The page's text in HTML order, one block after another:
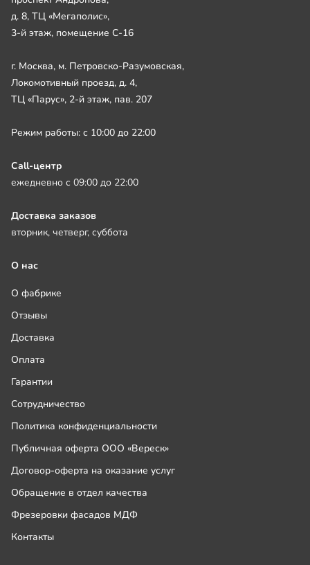
д. 8, ТЦ «Мегаполис»,
3-й этаж, помещение С-16
г. Москва, м. Петровско-Разумовская,
Локомотивный проезд, д. 4,
ТЦ «Парус», 2-й этаж, пав. 207
Режим работы: с 10:00 до 22:00
Call-центр
ежедневно с 09:00 до 22:00
Доставка заказов
вторник, четверг, суббота
О нас
О фабрике
Отзывы
Доставка
Оплата
Гарантии
Сотрудничество
Политика конфиденциальности
Публичная оферта ООО «Вереск»
Договор-оферта на оказание услуг
Обращение в отдел качества
Фрезеровки фасадов МДФ
Контакты